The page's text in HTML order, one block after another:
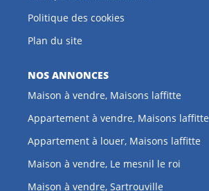
Politique des cookies
Plan du site
NOS ANNONCES
Maison à vendre, Maisons laffitte
Appartement à vendre, Maisons laffitte
Appartement à louer, Maisons laffitte
Maison à vendre, Le mesnil le roi
Maison à vendre, Sartrouville